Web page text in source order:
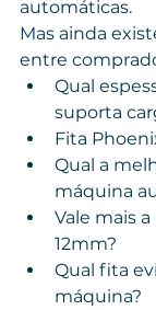
automáticas.
Mas ainda
entre
Qual
suporta
Fita
Qual a
máquina
Vale mais
12mm?
Qual fita
máquina?